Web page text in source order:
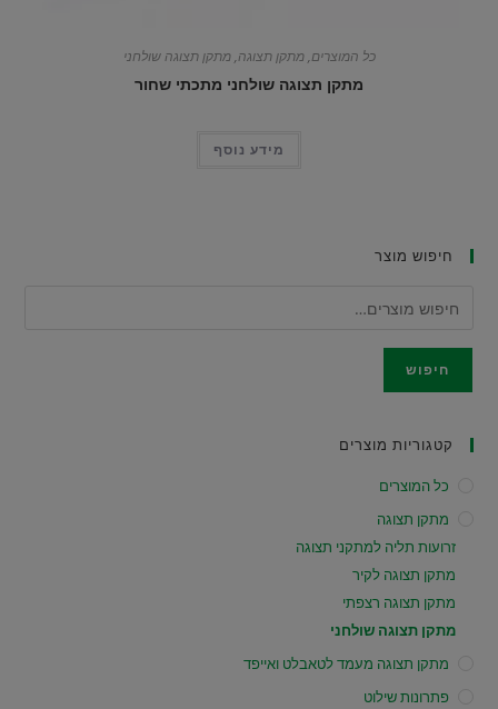
כל המוצרים,מתקן תצוגה,מתקן תצוגה שולחני
מתקן תצוגה שולחני מתכתי שחור
מידע נוסף
חיפוש מוצר
חיפוש
קטגוריות מוצרים
כל המוצרים
מתקן תצוגה
זרועות תליה למתקני תצוגה
מתקן תצוגה לקיר
מתקן תצוגה רצפתי
מתקן תצוגה שולחני
מתקן תצוגה מעמד לטאבלט ואייפד
פתרונות שילוט